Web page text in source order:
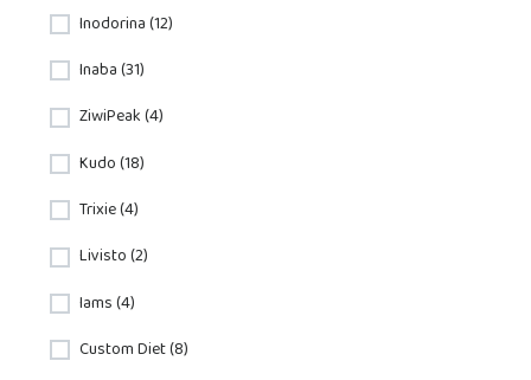
Inodorina (12)
Inaba (31)
ZiwiPeak (4)
Kudo (18)
Trixie (4)
Livisto (2)
Iams (4)
Custom Diet (8)